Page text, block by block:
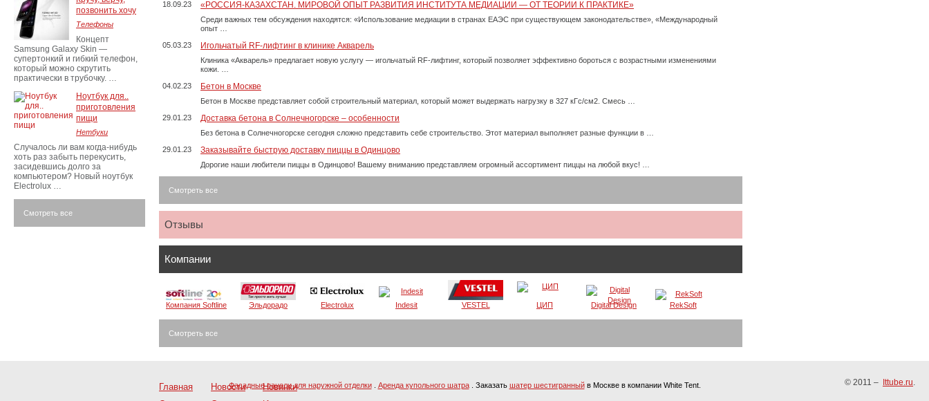
18.09.23
«РОССИЯ-КАЗАХСТАН. МИРОВОЙ ОПЫТ РАЗВИТИЯ ИНСТИТУТА МЕДИАЦИИ — ОТ ТЕОРИИ К ПРАКТИКЕ»
Среди важных тем обсуждения находятся: «Использование медиации в странах ЕАЭС при существующем законодательстве», «Международный
опыт …
05.03.23
Игольчатый RF-лифтинг в клинике Акварель
Клиника «Акварель» предлагает новую услугу — игольчатый RF-лифтинг, который позволяет эффективно бороться с возрастными изменениями
кожи. …
04.02.23
Бетон в Москве
Бетон в Москве представляет собой строительный материал, который может выдержать нагрузку в 327 кГс/см2. Смесь …
29.01.23
Доставка бетона в Солнечногорске – особенности
Без бетона в Солнечногорске сегодня сложно представить себе строительство. Этот материал выполняет разные функции в …
29.01.23
Заказывайте быструю доставку пиццы в Одинцово
Дорогие наши любители пиццы в Одинцово! Вашему вниманию представляем огромный ассортимент пиццы на любой вкус! …
Смотреть все
Отзывы
Компании
Компания Softline Эльдорадо Electrolux Indesit VESTEL ЦИП Digital Design RekSoft
Смотреть все
позвонить хочу
Телефоны
Концепт
Samsung Galaxy Skin —
супертонкий и гибкий телефон,
который можно скрутить
практически в трубочку. …
Ноутбук для..
приготовления
пищи
Нетбуки
Случалось ли вам когда-нибудь
хоть раз забыть перекусить,
засидевшись долго за
компьютером? Новый ноутбук
Electrolux …
Смотреть все
© 2011 – Ittube.ru.
Главная Новости
Новинки
Фасадные панели для наружной отделки. Аренда купольного шатра. Заказать шатер шестигранныйв Москве в компании White Tent.